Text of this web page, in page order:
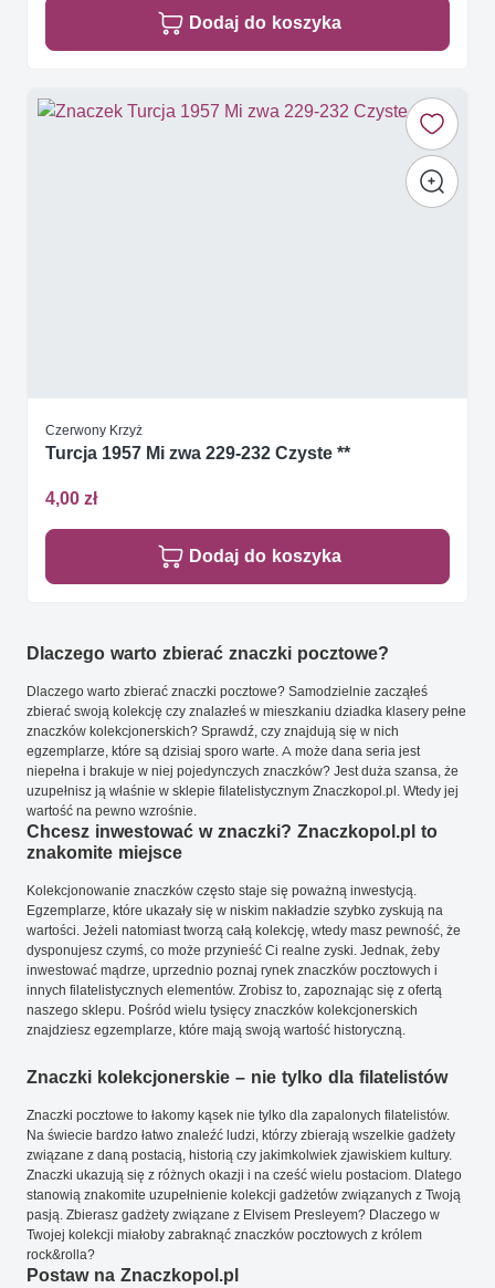
Dodaj do koszyka
Czerwony Krzyż
Turcja 1957 Mi zwa 229-232 Czyste **
4,00 zł
Dodaj do koszyka
Dlaczego warto zbierać znaczki pocztowe?
Dlaczego warto zbierać znaczki pocztowe? Samodzielnie zacząłeś
zbierać swoją kolekcję czy znalazłeś w mieszkaniu dziadka klasery pełne
znaczków kolekcjonerskich? Sprawdź, czy znajdują się w nich
egzemplarze, które są dzisiaj sporo warte. A może dana seria jest
niepełna i brakuje w niej pojedynczych znaczków? Jest duża szansa, że
uzupełnisz ją właśnie w sklepie filatelistycznym Znaczkopol.pl. Wtedy jej
wartość na pewno wzrośnie.
Chcesz inwestować w znaczki? Znaczkopol.pl to
znakomite miejsce
Kolekcjonowanie znaczków często staje się poważną inwestycją.
Egzemplarze, które ukazały się w niskim nakładzie szybko zyskują na
wartości. Jeżeli natomiast tworzą całą kolekcję, wtedy masz pewność, że
dysponujesz czymś, co może przynieść Ci realne zyski. Jednak, żeby
inwestować mądrze, uprzednio poznaj rynek znaczków pocztowych i
innych filatelistycznych elementów. Zrobisz to, zapoznając się z ofertą
naszego sklepu. Pośród wielu tysięcy znaczków kolekcjonerskich
znajdziesz egzemplarze, które mają swoją wartość historyczną.
Znaczki kolekcjonerskie – nie tylko dla filatelistów
Znaczki pocztowe to łakomy kąsek nie tylko dla zapalonych filatelistów.
Na świecie bardzo łatwo znaleźć ludzi, którzy zbierają wszelkie gadżety
związane z daną postacią, historią czy jakimkolwiek zjawiskiem kultury.
Znaczki ukazują się z różnych okazji i na cześć wielu postaciom. Dlatego
stanowią znakomite uzupełnienie kolekcji gadżetów związanych z Twoją
pasją. Zbierasz gadżety związane z Elvisem Presleyem? Dlaczego w
Twojej kolekcji miałoby zabraknąć znaczków pocztowych z królem
rock&rolla?
Postaw na Znaczkopol.pl